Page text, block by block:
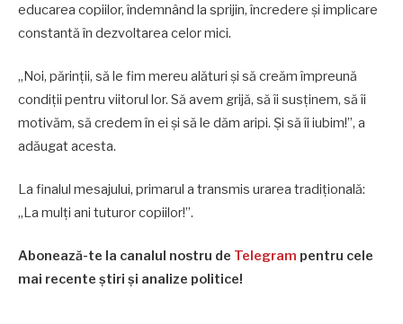
educarea copiilor, îndemnând la sprijin, încredere și implicare
constantă în dezvoltarea celor mici.
„Noi, părinții, să le fim mereu alături și să creăm împreună
condiții pentru viitorul lor. Să avem grijă, să îi susținem, să îi
motivăm, să credem în ei și să le dăm aripi. Și să îi iubim!”, a
adăugat acesta.
La finalul mesajului, primarul a transmis urarea tradițională:
„La mulți ani tuturor copiilor!”.
Abonează-te la canalul nostru de Telegram pentru cele
mai recente știri și analize politice!